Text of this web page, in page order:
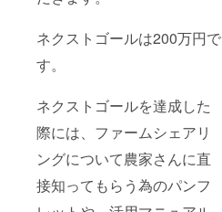
ネクストゴールは200万円で
す。
ネクストゴールを達成した
際には、ファームシェアリ
ングについて農家さんに直
接知ってもらう為のパンフ